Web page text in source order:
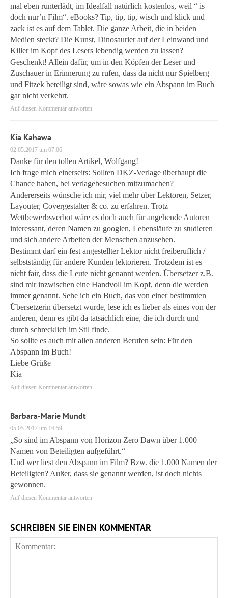
mal eben runterlädt, im Idealfall natürlich kostenlos, weil “ is
doch nur’n Film“. eBooks? Tip, tip, tip, wisch und klick und
zack ist es auf dem Tablet. Die ganze Arbeit, die in beiden
Medien steckt? Die Kunst, Dinosaurier auf der Leinwand und
Killer im Kopf des Lesers lebendig werden zu lassen?
Geschenkt! Allein dafür, um in den Köpfen der Leser und
Zuschauer in Erinnerung zu rufen, dass da nicht nur Spielberg
und Fitzek beteiligt sind, wäre sowas wie ein Abspann im Buch
gar nicht verkehrt.
Auf diesen Kommentar antworten
Kia Kahawa
02.05.2017 um 07:06
Danke für den tollen Artikel, Wolfgang!
Ich frage mich einerseits: Sollten DKZ-Verlage überhaupt die
Chance haben, bei verlagebesuchen mitzumachen?
Andererseits wünsche ich mir, viel mehr über Lektoren, Setzer,
Layouter, Covergestalter & co. zu erfahren. Trotz
Wettbewerbsverbot wäre es doch auch für angehende Autoren
interessant, deren Namen zu googlen, Lebensläufe zu studieren
und sich andere Arbeiten der Menschen anzusehen.
Bestimmt darf ein fest angestellter Lektor nicht freiberuflich /
selbstständig für andere Kunden lektorieren. Trotzdem ist es
nicht fair, dass die Leute nicht genannt werden. Übersetzer z.B.
sind mir inzwischen eine Handvoll im Kopf, denn die werden
immer genannt. Sehe ich ein Buch, das von einer bestimmten
Übersetzerin übersetzt wurde, lese ich es lieber als eines von der
anderen, denn es gibt da tatsächlich eine, die ich durch und
durch schrecklich im Stil finde.
So sollte es auch mit allen anderen Berufen sein: Für den
Abspann im Buch!
Liebe Grüße
Kia
Auf diesen Kommentar antworten
Barbara-Marie Mundt
05.05.2017 um 16:59
„So sind im Abspann von Horizon Zero Dawn über 1.000
Namen von Beteiligten aufgeführt.“
Und wer liest den Abspann im Film? Bzw. die 1.000 Namen der
Beteiligten? Außer, dass sie genannt werden, ist doch nichts
gewonnen.
Auf diesen Kommentar antworten
SCHREIBEN SIE EINEN KOMMENTAR